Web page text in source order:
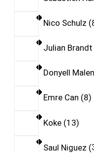
Nico Schulz
Julian Brandt
Donyell Malen
Emre Can 8
Koke 13
Saul Niguez